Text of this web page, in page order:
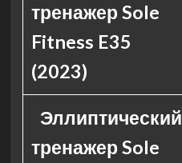
тренажер Sole
Fitness E35
(2023)
Эллиптический
тренажер Sole